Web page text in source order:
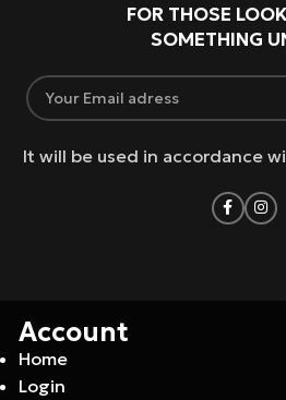
FOR THOSE
SOMETHING
It will be used in accordance
Account
Home
Login